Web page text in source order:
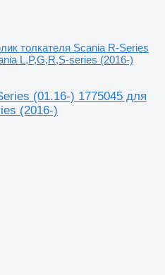
толкателя Scania R-Series
L,P,G,R,S-series (2016-)
(01.16-) 1775045 для
(2016-)